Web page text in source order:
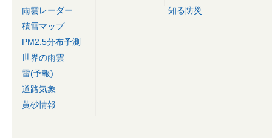
雨雲レーダー
積雪マップ
PM2.5分布予測
世界の雨雲
雷(予報)
道路気象
黄砂情報
知る防災